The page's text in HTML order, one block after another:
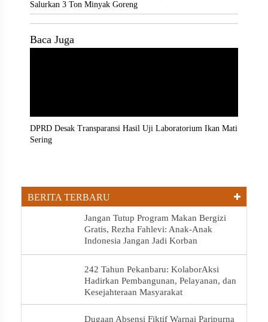
Salurkan 3 Ton Minyak Goreng
Baca Juga
DPRD Desak Transparansi Hasil Uji Laboratorium Ikan Mati
Sering
BERITA TERBARU
Jangan Tutup Program Makan Bergizi
Gratis, Rezha Fahlevi: Anak-Anak
Indonesia Jangan Jadi Korban
242 Tahun Pekanbaru: KolaborAksi
Hadirkan Pembangunan, Pelayanan, dan
Kesejahteraan Masyarakat
Dugaan Absensi Fiktif Warnai Paripurna